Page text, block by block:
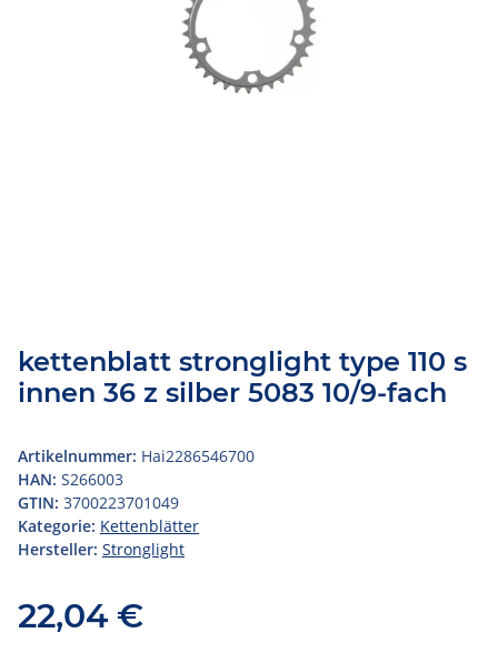
kettenblatt stronglight type 110 s
innen 36 z silber 5083 10/9-fach
Artikelnummer: Hai2286546700
HAN: S266003
GTIN: 3700223701049
Kategorie: Kettenblätter
Hersteller: Stronglight
22,04 €